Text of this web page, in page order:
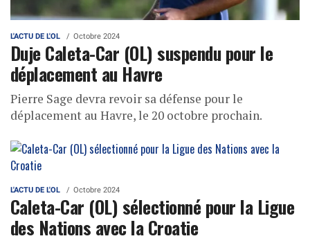
L'ACTU DE L'OL Octobre 2024
Duje Caleta-Car (OL) suspendu pour le
déplacement au Havre
Pierre Sage devra revoir sa défense pour le
déplacement au Havre, le 20 octobre prochain.
L'ACTU DE L'OL Octobre 2024
Caleta-Car (OL) sélectionné pour la Ligue
des Nations avec la Croatie